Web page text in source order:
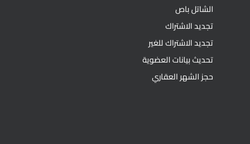
الشاتل باص
تجديد الاشتراك
تجديد الاشتراك للغير
تحديث بيانات العضوية
حجز الشهر العقاري